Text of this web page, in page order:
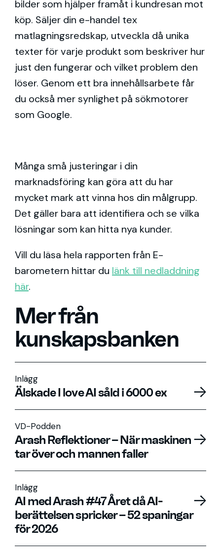
bilder som hjälper framåt i kundresan mot
köp. Säljer din e-handel tex
matlagningsredskap, utveckla då unika
texter för varje produkt som beskriver hur
just den fungerar och vilket problem den
löser. Genom ett bra innehållsarbete får
du också mer synlighet på sökmotorer
som Google.
Många små justeringar i din
marknadsföring kan göra att du har
mycket mark att vinna hos din målgrupp.
Det gäller bara att identifiera och se vilka
lösningar som kan hitta nya kunder.
Vill du läsa hela rapporten från E-
barometern hittar du länk till nedladdning
här.
Mer från
kunskapsbanken
Inlägg
Älskade I love AI såld i 6000 ex
VD-Podden
Arash Reflektioner – När maskinen
tar över och mannen faller
Inlägg
AI med Arash #47 Året då AI-
berättelsen spricker – 52 spaningar
för 2026